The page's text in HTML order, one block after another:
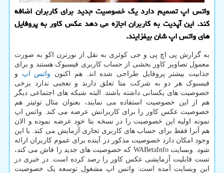
واتس اپ تصمیم دارد یک خصوصیت جدید برای کاربران اضافه
کند. این آپدیت به کاربران اجازه می دهد عکس کاور به پروفایل
های واتس اپ شان بیفزایند.
به گزارش پی اچ پی و جی کوئری به نقل از نورترن اکو به صورت
معمول تصاویر کاور بخشی از حساب کاربری فیسبوک هستند و برای
جذابیت بیشتر پروفایل طراحی شده اند. هم اکنون واتس اپ و
فیسبوک هر دو به شرکت متا تعلق دارند و تعجبی ندارد برخی
خصوصیت های یکسانی داشته باشند. البته شبکه های اجتماعی دیگر
هم از این خصوصیت استفاده می نمایند، بعنوان مثال توئیتر هم
خصوصیت عکس کاور را برای کاربرانش عرضه می کند. واتس اپ
نمونه اولیه این خصوصیت را در نسخه بتا خود عرضه نموده و الان
هم آنرا فقط برای حساب های کاربری تجاری آزمایش می کند. با این
وجود امکان دارد خصوصیت مذکور در آینده برای عموم کاربران ارائه
شود. وبسایت WABetaInfo که خصوصیت های جدید را فاش می کند،
تست قابلیت آزمایشی عکس کاور را رصد کرده است. در خبری در
این وبسایت آمده است: واتس اپ مشغول توسعه یک خصوصیت